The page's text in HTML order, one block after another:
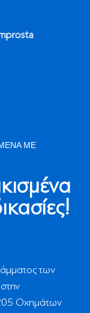
ΜΕ
των
Οχημάτων